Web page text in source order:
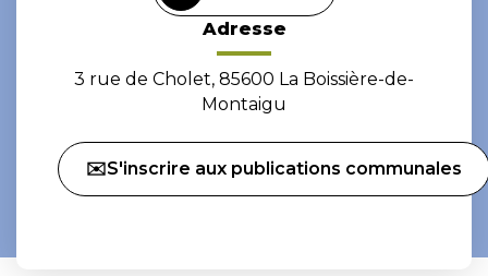
Adresse
3 rue de Cholet, 85600 La Boissière-de-
Montaigu
✉️S'inscrire aux publications communales